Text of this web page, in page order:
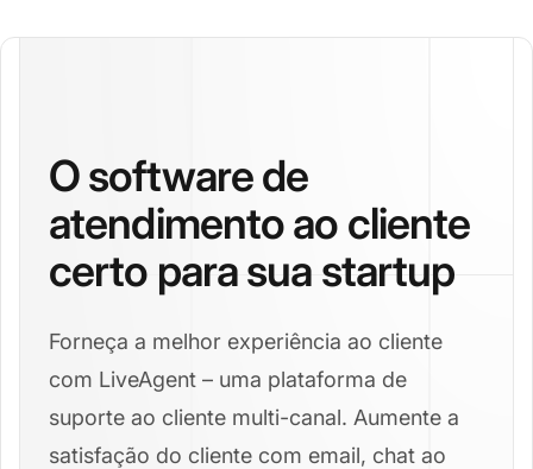
O software de
atendimento ao cliente
certo para sua startup
Forneça a melhor experiência ao cliente
com LiveAgent – uma plataforma de
suporte ao cliente multi-canal. Aumente a
satisfação do cliente com email, chat ao